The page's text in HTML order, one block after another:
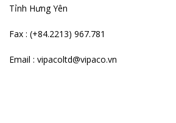
Tỉnh Hưng Yên
Fax : (+84.2213) 967.781
Email : vipacoltd@vipaco.vn